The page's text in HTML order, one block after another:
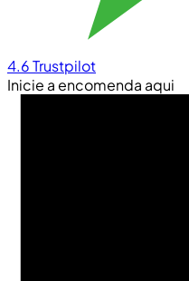
4.6Trustpilot
Inicie a encomenda aqui